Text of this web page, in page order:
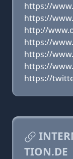
https://
https://
http://
https://
https://
https://
https://
TION.DE